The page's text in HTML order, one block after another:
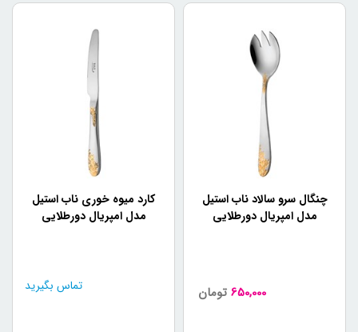
چنگال سرو سالاد ناب استیل
مدل امپریال دورطلایی
650,000 تومان
کارد میوه خوری ناب استیل
مدل امپریال دورطلایی
تماس بگیرید